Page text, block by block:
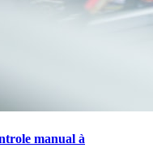
manual à